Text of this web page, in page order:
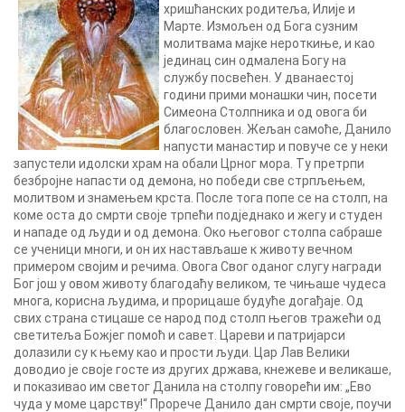
хришћанских родитеља, Илије и
Марте. Измољен од Бога сузним
молитвама мајке нероткиње, и као
јединац син одмалена Богу на
службу посвећен. У дванаестој
години прими монашки чин, посети
Симеона Столпника и од овога би
благословен. Жељан самоће, Данило
напусти манастир и повуче се у неки
запустели идолски храм на обали Црног мора. Ту претрпи
безбројне напасти од демона, но победи све стрпљењем,
молитвом и знамењем крста. После тога попе се на столп, на
коме оста до смрти своје трпећи подједнако и жегу и студен
и нападе од људи и од демона. Око његовог столпа сабраше
се ученици многи, и он их настављаше к животу вечном
примером својим и речима. Овога Свог оданог слугу награди
Бог још у овом животу благодаћу великом, те чињаше чудеса
многа, корисна људима, и прорицаше будуће догађаје. Од
свих страна стицаше се народ под столп његов тражећи од
светитеља Божјег помоћ и савет. Цареви и патријарси
долазили су к њему као и прости људи. Цар Лав Велики
доводио је своје госте из других држава, кнежеве и великаше,
и показивао им светог Данила на столпу говорећи им: „Ево
чуда у моме царству!“ Прорече Данило дан смрти своје, поучи